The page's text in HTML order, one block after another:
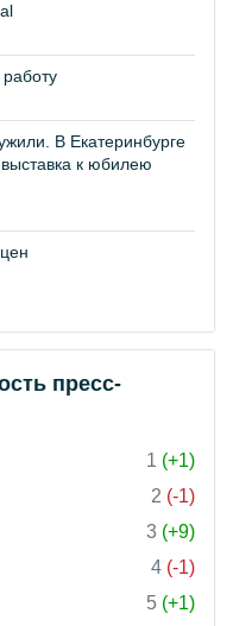
В Екатеринбурге
к юбилею
пресс-
1 (+1)
2 (-1)
3 (+9)
4 (-1)
5 (+1)